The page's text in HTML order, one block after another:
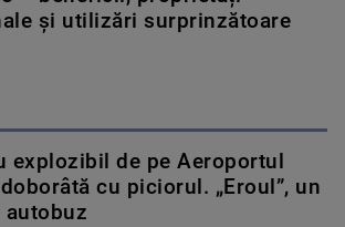
și utilizări surprinzătoare
explozibil de pe Aeroportul
cu piciorul. „Eroul”, un
autobuz